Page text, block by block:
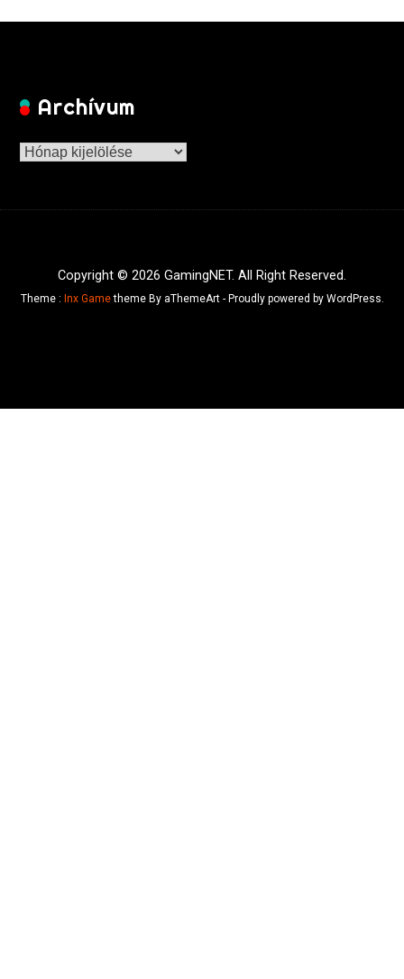
Archívum
Archívum
Copyright © 2026 GamingNET. All Right Reserved.
Theme : Inx Gametheme By aThemeArt - Proudly powered by WordPress.